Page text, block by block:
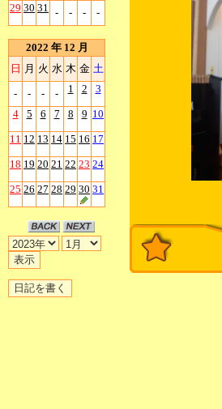
29 30 31 - - - -
2022 年 12 月
日 月 火 水 木 金 土
- - - - 1 2 3
4 5 6 7 8 9 10
11 12 13 14 15 16 17
18 19 20 21 22 23 24
25 26 27 28 29 30 31